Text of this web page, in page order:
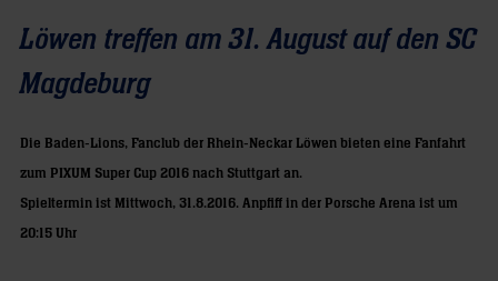
Löwen treffen am 31. August auf den SC
Magdeburg
Die Baden-Lions, Fanclub der Rhein-Neckar Löwen bieten eine Fanfahrt
zum PIXUM Super Cup 2016 nach Stuttgart an.
Spieltermin ist Mittwoch, 31.8.2016. Anpfiff in der Porsche Arena ist um
20:15 Uhr